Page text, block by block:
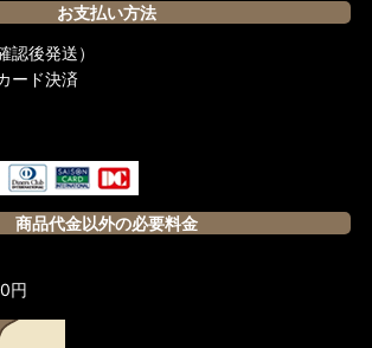
お支払い方法
認後発送）
ード決済
商品代金以外の必要料金
円